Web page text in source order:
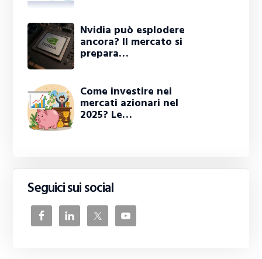
Nvidia può esplodere
ancora? Il mercato si
prepara…
Come investire nei
mercati azionari nel
2025? Le…
Seguici sui social